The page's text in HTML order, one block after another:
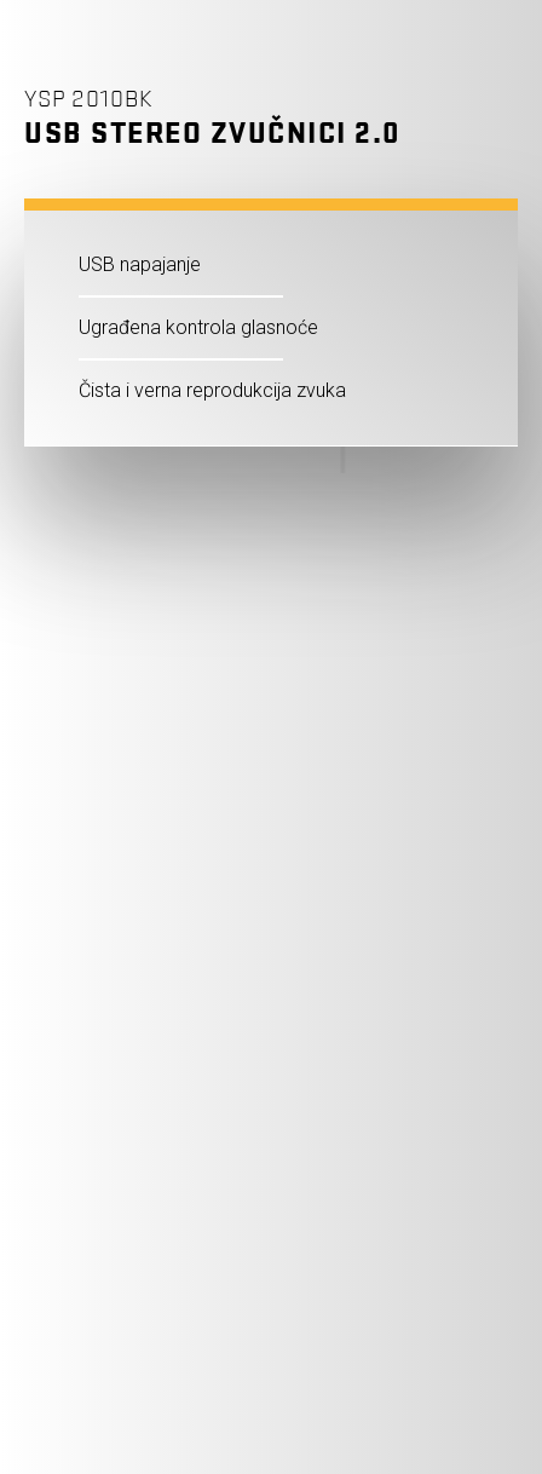
YSP 2010BK
USB STEREO ZVUČNICI 2.0
USB napajanje
Ugrađena kontrola glasnoće
Čista i verna reprodukcija zvuka